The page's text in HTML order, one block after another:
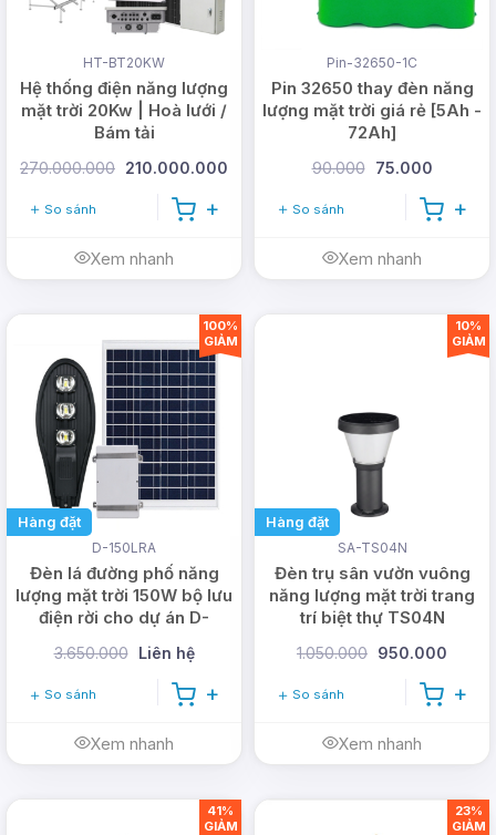
4. Điều khiển từ xa tiện lợi
Đối với đèn ốp trần năng lượng mặt trời 400W
năng bật/tắt, điều chỉnh độ sáng còn có thể hẹn
Remote này hoạt động bằng pin, dễ dàng thay hết
pin, pin sẽ đi kèm với mỗi bộ đèn ốp trần.
HT-BT20KW
Hệ thống điện năng lượng
mặt trời 20Kw | Hoà lưới /
Bám tải
270.000.000 210.000.000
So sánh
Xem nhanh
Pin-32650-1C
Pin 32650 thay đèn năng
lượng mặt trời giá rẻ [5Ah -
72Ah]
90.000 75.000
So sánh
Xem nhanh
Hàng đặt
D-150LRA
Đèn lá đường phố năng
lượng mặt trời 150W bộ lưu
điện rời cho dự án D-
3.650.000 Liên hệ
So sánh
Xem nhanh
100%
GIẢM
Hàng đặt
SA-TS04N
Đèn trụ sân vườn vuông
năng lượng mặt trời trang
trí biệt thự TS04N
1.050.000 950.000
So sánh
Xem nhanh
10%
GIẢM
41%
GIẢM
23%
GIẢM